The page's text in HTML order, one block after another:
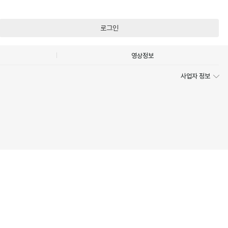
로그인
영상정보
사업자 정보